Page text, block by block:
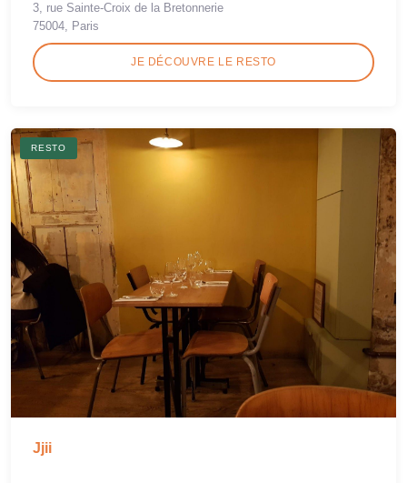
3, rue Sainte-Croix de la Bretonnerie
75004, Paris
JE DÉCOUVRE LE RESTO
RESTO
Jjii